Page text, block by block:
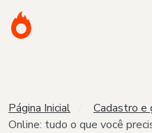
Página Inicial Cadastro e
Online: tudo o que você